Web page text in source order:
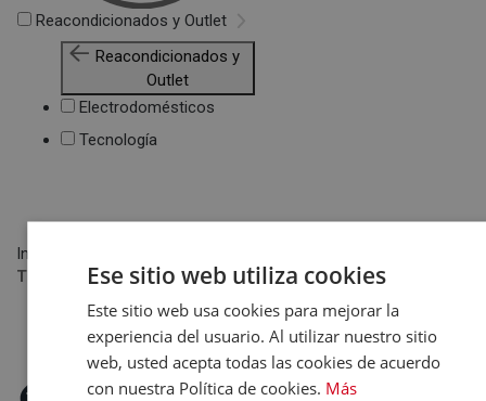
Reacondicionados y Outlet
Reacondicionados y
Outlet
Electrodomésticos
Tecnología
Inicio
THOMSON 40QG4S14 Negro - TV 40" QLED Smart TV
Ese sitio web utiliza cookies
Este sitio web usa cookies para mejorar la
experiencia del usuario. Al utilizar nuestro sitio
web, usted acepta todas las cookies de acuerdo
con nuestra Política de cookies. Más